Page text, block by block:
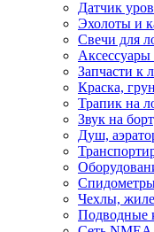
Датчик
Эхолоты и
Cвечи для
Запчасти к
Краска,
Трапик на
Звук на
Душ,
Чехлы,
Подводные